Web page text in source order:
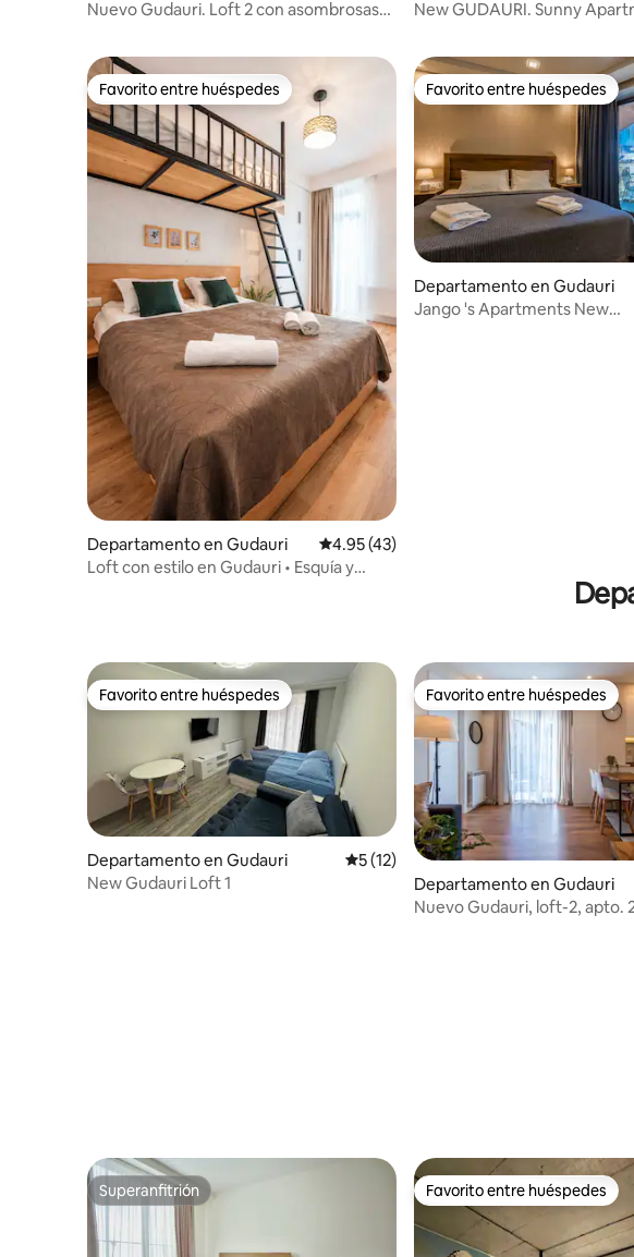
Nuevo Gudauri. Loft 2 con asombrosas
New GUDAURI. Sunny
Favorito entre huéspedes
Favorito entre huéspedes
Departamento en Gudauri Calificación promedio: 4.95 de 5; 43
4.95 (43)
Loft con estilo en Gudauri • Esquía y
Favorito entre huéspedes
Favorito entre huéspedes
Departamento en Gudauri
Jango 's Apartments New
Favorito entre huéspedes
Favorito entre huéspedes
Departamento en Gudauri Calificación promedio: 5 de 5; 12
5 (12)
New Gudauri Loft 1
Favorito entre huéspedes
Favorito entre huéspedes
Departamento en Gudauri
Nuevo Gudauri, loft-2, apto.
Superanfitrión
Superanfitrión Favorito entre huéspedes
Favorito entre huéspedes